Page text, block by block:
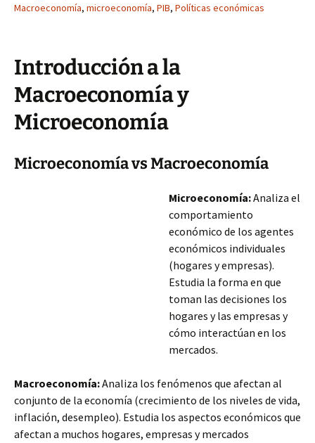
Macroeconomía, microeconomía, PIB, Políticas económicas
Introducción a la
Macroeconomía y
Microeconomía
Microeconomía vs Macroeconomía
Microeconomía:Analiza el
comportamiento
económico de los agentes
económicos individuales
(hogares y empresas).
Estudia la forma en que
toman las decisiones los
hogares y las empresas y
cómo interactúan en los
mercados.
Macroeconomía:Analiza los fenómenos que afectan al
conjunto de la economía (crecimiento de los niveles de vida,
inflación, desempleo). Estudia los aspectos económicos que
afectan a muchos hogares, empresas y mercados